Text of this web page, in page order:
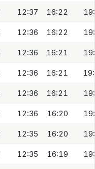
12:37 16:22
12:36 16:22
12:36 16:21
12:36 16:21
12:36 16:21
12:36 16:20
12:35 16:20
12:35 16:19